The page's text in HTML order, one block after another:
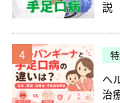
説
4
ヘ
治